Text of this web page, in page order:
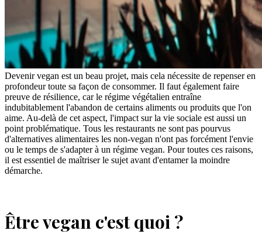
Devenir vegan est un beau projet, mais cela nécessite de repenser en
profondeur toute sa façon de consommer. Il faut également faire
preuve de résilience, car le régime végétalien entraîne
indubitablement l'abandon de certains aliments ou produits que l'on
aime. Au-delà de cet aspect, l'impact sur la vie sociale est aussi un
point problématique. Tous les restaurants ne sont pas pourvus
d'alternatives alimentaires les non-vegan n'ont pas forcément l'envie
ou le temps de s'adapter à un régime vegan. Pour toutes ces raisons,
il est essentiel de maîtriser le sujet avant d'entamer la moindre
démarche.
Être vegan c'est quoi ?